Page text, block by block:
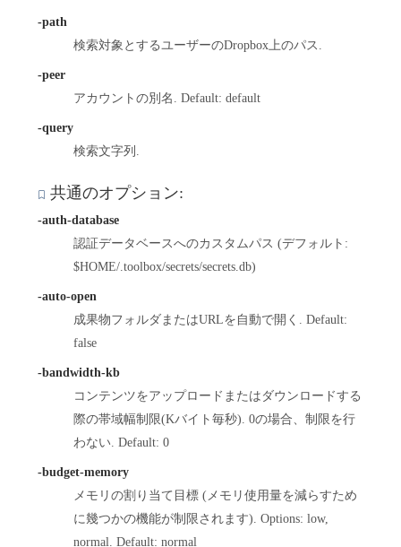
-path
検索対象とするユーザーのDropbox上のパス.
-peer
アカウントの別名. Default: default
-query
検索文字列.
共通のオプション:
-auth-database
認証データベースへのカスタムパス (デフォルト:
$HOME/.toolbox/secrets/secrets.db)
-auto-open
成果物フォルダまたはURLを自動で開く. Default:
false
-bandwidth-kb
コンテンツをアップロードまたはダウンロードする
際の帯域幅制限(Kバイト毎秒). 0の場合、制限を行
わない. Default: 0
-budget-memory
メモリの割り当て目標 (メモリ使用量を減らすため
に幾つかの機能が制限されます). Options: low,
normal. Default: normal